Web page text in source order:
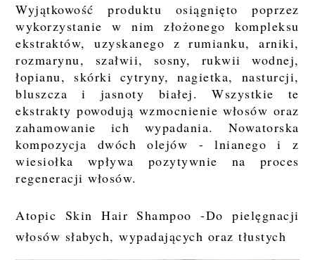
Wyjątkowość produktu osiągnięto poprzez
wykorzystanie w nim złożonego kompleksu
ekstraktów, uzyskanego z rumianku, arniki,
rozmarynu, szałwii, sosny, rukwii wodnej,
łopianu, skórki cytryny, nagietka, nasturcji,
bluszcza i jasnoty białej. Wszystkie te
ekstrakty powodują wzmocnienie włosów oraz
zahamowanie ich wypadania. Nowatorska
kompozycja dwóch olejów - lnianego i z
wiesiołka wpływa pozytywnie na proces
regeneracji włosów.
Atopic Skin Hair Shampoo -Do pielęgnacji
włosów słabych, wypadających oraz tłustych